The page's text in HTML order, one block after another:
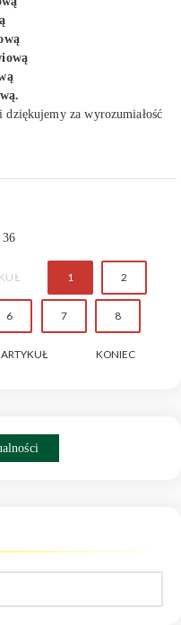
dziękujemy za wyrozumiałość
36
1 2
6 7 8
KONIEC